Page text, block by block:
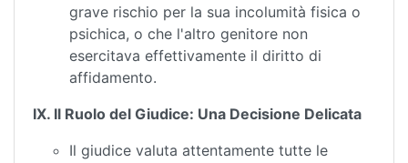
grave rischio per la sua incolumità fisica o
psichica, o che l'altro genitore non
esercitava effettivamente il diritto di
affidamento.
IX. Il Ruolo del Giudice: Una Decisione Delicata
Il giudice valuta attentamente tutte le